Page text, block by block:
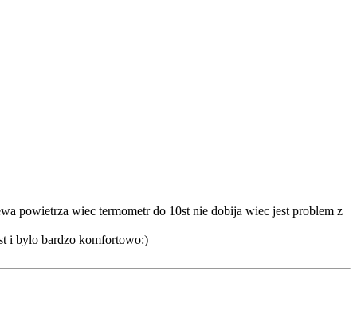
powietrza wiec termometr do 10st nie dobija wiec jest problem z
i bylo bardzo komfortowo:)